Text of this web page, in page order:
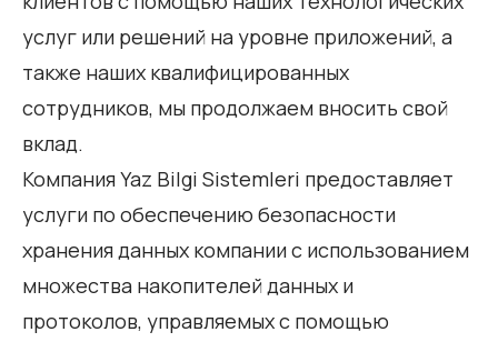
услуг или решений на уровне приложений, а
также наших квалифицированных
сотрудников, мы продолжаем вносить свой
вклад.
Компания Yaz Bilgi Sistemleri предоставляет
услуги по обеспечению безопасности
хранения данных компании с использованием
множества накопителей данных и
протоколов, управляемых с помощью